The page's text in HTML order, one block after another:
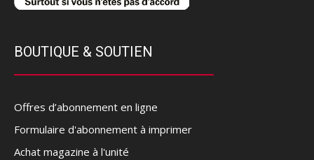
BOUTIQUE & SOUTIEN
Offres d’abonnement en ligne
Formulaire d'abonnement à imprimer
Achat magazine à l'unité